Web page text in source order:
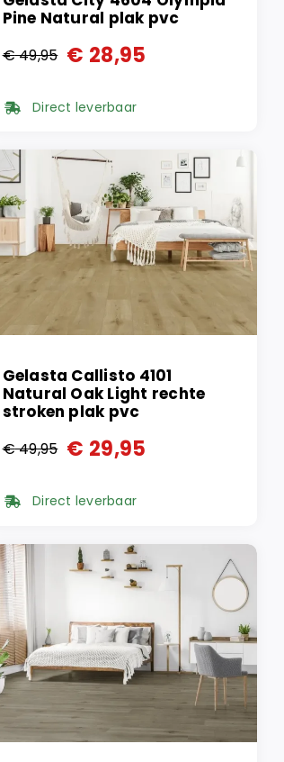
Pine Natural plak pvc
€49,95
Oorspronkelijke
prijs
€ 49,95.
€ 28,95
Huidige
prijs
€ 28,95.
Direct leverbaar
Gelasta Callisto 4101
Natural Oak Light rechte
stroken plak pvc
€49,95
Oorspronkelijke
prijs
€ 49,95.
€ 29,95
Huidige
prijs
€ 29,95.
Direct leverbaar